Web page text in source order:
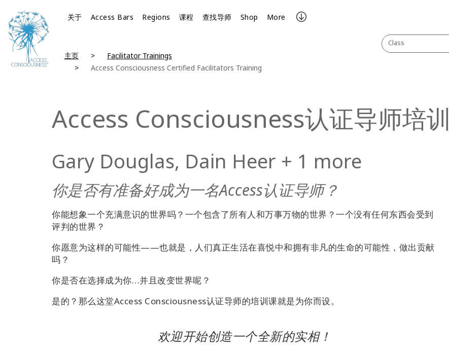
关于 Access Bars Regions 课程 查找导师 Shop More
Class
主页
Facilitator Trainings
Access Consciousness Certified Facilitators Training
Access Consciousness认证导师培训
Gary Douglas, Dain Heer + 1 more
你是否有准备好成为一名Access认证导师？
你能想象一个充满意识的世界吗？一个包含了所有人和万事万物的世界？一个没有任何东西会受到
评判的世界？
你愿意为这样的可能性——也就是，人们真正生活在喜悦中和拥有非凡的生命的可能性，做出贡献
吗？
你是否在选择成为你…并且改变世界呢？
是的？那么这堂Access Consciousness认证导师的培训课就是为你而设。
欢迎开始创造一个全新的实相！